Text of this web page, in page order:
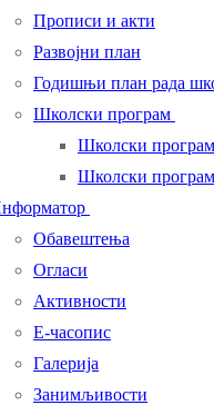
Прописи и акти
Развојни план
Годишњи план рада
Школски програм
Школски
Школски
Обавештења
Огласи
Активности
Е-часопис
Галерија
Занимљивости